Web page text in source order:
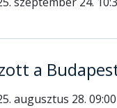
a
augusztus 28. 09:00